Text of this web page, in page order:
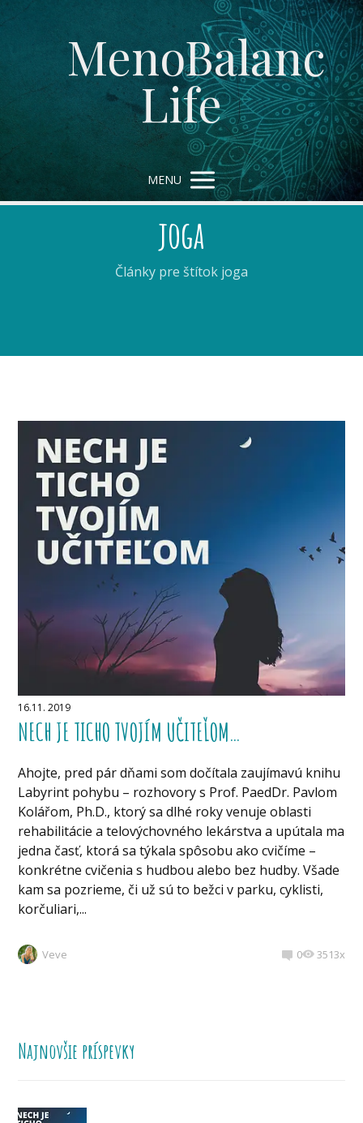
MenoBalanc
Life
MENU
joga
Články pre štítok joga
16.11. 2019
NECH JE TICHO TVOJÍM UČITEĽOM…
Ahojte, pred pár dňami som dočítala zaujímavú knihu
Labyrint pohybu – rozhovory s Prof. PaedDr. Pavlom
Kolářom, Ph.D., ktorý sa dlhé roky venuje oblasti
rehabilitácie a telovýchovného lekárstva a upútala ma
jedna časť, ktorá sa týkala spôsobu ako cvičíme –
konkrétne cvičenia s hudbou alebo bez hudby. Všade
kam sa pozrieme, či už sú to bežci v parku, cyklisti,
korčuliari,...
Veve 0 3513x
Najnovšie príspevky